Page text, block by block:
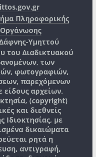
Πληροφορικής
Υμηττού
του Διαδικτυακού
των
φωτογραφιών,
παρεχόμενων
είδους αρχείων,
(copyright)
και διεθνείς
Ιδιοκτησίας, με
δικαιώματα
ρητά η
αντιγραφή,